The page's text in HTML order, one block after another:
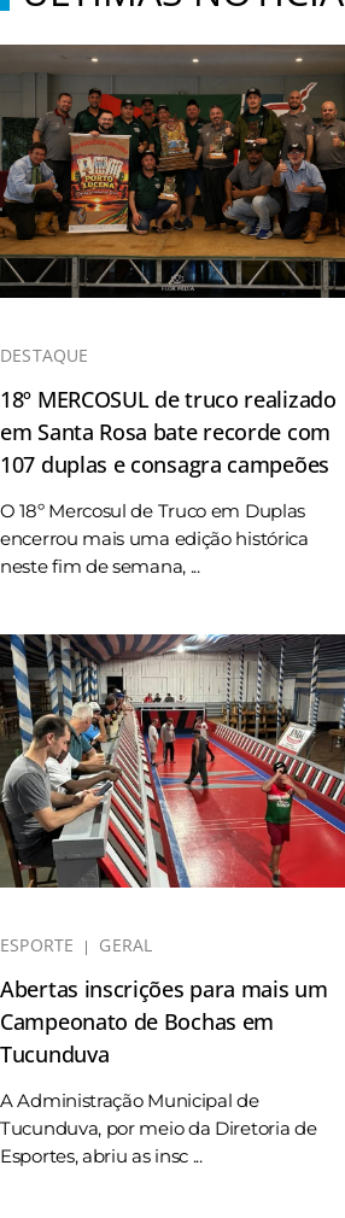
DESTAQUE
18º MERCOSUL de truco realizado
em Santa Rosa bate recorde com
107 duplas e consagra campeões
O 18º Mercosul de Truco em Duplas
encerrou mais uma edição histórica
neste fim de semana, ...
ESPORTE GERAL
Abertas inscrições para mais um
Campeonato de Bochas em
Tucunduva
A Administração Municipal de
Tucunduva, por meio da Diretoria de
Esportes, abriu as insc ...